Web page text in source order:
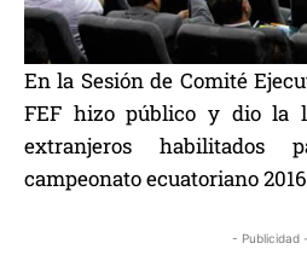
En la Sesión de Comité
FEF hizo público y dio la
extranjeros
campeonato ecuatoriano
- Publicidad -